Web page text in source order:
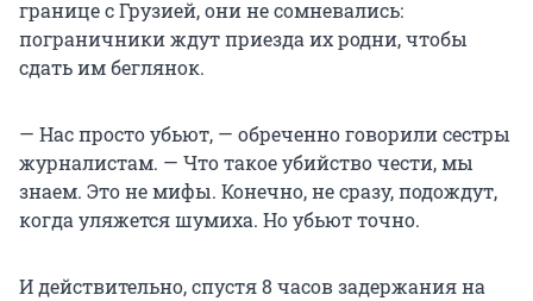
границе с Грузией, они не сомневались:
пограничники ждут приезда их родни, чтобы
сдать им беглянок.
— Нас просто убьют, — обреченно говорили сестры
журналистам. — Что такое убийство чести, мы
знаем. Это не мифы. Конечно, не сразу, подождут,
когда уляжется шумиха. Но убьют точно.
И действительно, спустя 8 часов задержания на